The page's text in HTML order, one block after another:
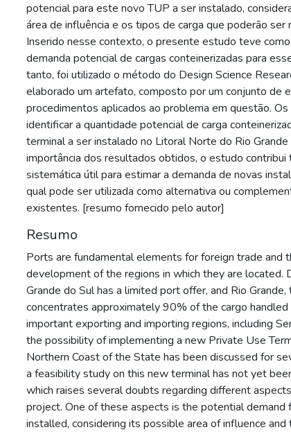
potencial para este novo TUP a ser instalado,
área de influência e os tipos de carga que poderão ser
Inserido nesse contexto, o presente estudo teve
demanda potencial de cargas conteinerizadas para
tanto, foi utilizado o método do Design Science
elaborado um artefato, composto por um conjunto de
procedimentos aplicados ao problema em questão.
identificar a quantidade potencial de carga
terminal a ser instalado no Litoral Norte do Rio
importância dos resultados obtidos, o estudo contribui
sistemática útil para estimar a demanda de novas
qual pode ser utilizada como alternativa ou
existentes. [resumo fornecido pelo autor]
Resumo
Ports are fundamental elements for foreign trade and
development of the regions in which they are located.
Grande do Sul has a limited port offer, and Rio
concentrates approximately 90% of the cargo
important exporting and importing regions, including
the possibility of implementing a new Private Use
Northern Coast of the State has been discussed for
a feasibility study on this new terminal has not yet
which raises several doubts regarding different
project. One of these aspects is the potential
installed, considering its possible area of influence